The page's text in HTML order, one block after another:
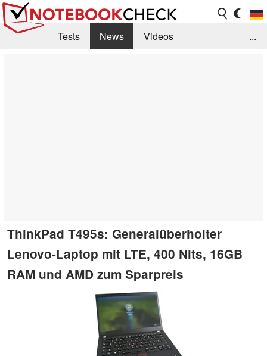
Tests News
Videos
...
ThinkPad T495s: Generalüberholter
Lenovo-Laptop mit LTE, 400 Nits, 16GB
RAM und AMD zum Sparpreis